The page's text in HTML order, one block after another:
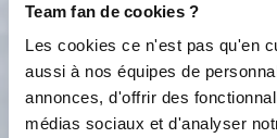
Team fan de cookies ?
Les cookies ce n'est pas qu'en
aussi à nos équipes de
annonces, d'offrir des
médias sociaux et d'analyser
20 gramme(s)beurre